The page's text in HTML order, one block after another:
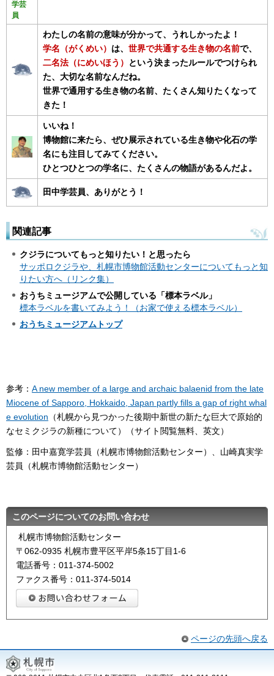
学芸
員
わたしの名前の意味が分かって、うれしかったよ！
学名（がくめい） は、 世界で共通する生き物の名前で、
二名法（にめいほう）
という決まったルールでつけられ
た、大切な名前なんだね。
世界で通用する生き物の名前、たくさん知りたくなって
きた！
いいね！
博物館に来たら、ぜひ展示されている生き物や化石の学
名にも注目してみてください。
ひとつひとつの学名に、たくさんの物語があるんだよ。
田中学芸員、ありがとう！
関連記事
クジラについてもっと知りたい！と思ったら
サッポロクジラや、札幌市博物館活動センターについてもっと知
りたい方へ（リンク集）
おうちミュージアムで公開している「標本ラベル」
標本ラベルを書いてみよう！（お家で使える標本ラベル）
おうちミュージアムトップ
参考： A new member of a large and archaic balaenid from the late
Miocene of Sapporo, Hokkaido, Japan partly fills a gap of right whal
e evolution （札幌から見つかった後期中新世の新たな巨大で原始的
なセミクジラの新種について）（サイト閲覧無料、英文）
監修：田中嘉寛学芸員（札幌市博物館活動センター）、山崎真実学
芸員（札幌市博物館活動センター）
このページについてのお問い合わせ
札幌市博物館活動センター
〒062-0935 札幌市豊平区平岸5条15丁目1-6
電話番号：011-374-5002
ファクス番号：011-374-5014
ページの先頭へ戻る